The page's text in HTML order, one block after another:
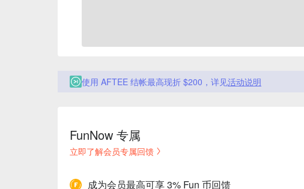
使用 AFTEE 结帐最高现折 $200，详见活动说明
FunNow 专属
立即了解会员专属回馈
成为会员最高可享 3% Fun 币回馈